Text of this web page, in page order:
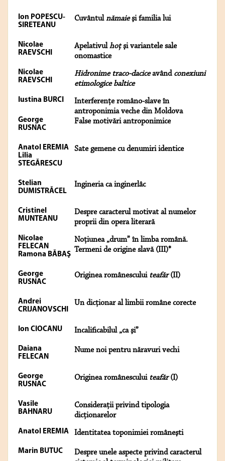
Ion POPESCU-
SIRETEANU
Cuvântulnămaieşi familia lui
Nicolae
RAEVSCHI
Apelativulhoţşi variantele sale
onomastice
Nicolae
RAEVSCHI
Hidronime traco-daciceavând conexiuni
etimologice baltice
Iustina BURCI
Interferenţe româno-slave în
antroponimia veche din Moldova
George
RUSNAC
False motivări antroponimice
Anatol EREMIA
Lilia
STEGĂRESCU
Sate gemene cu denumiri identice
Stelian
DUMISTRĂCEL
Ingineria ca inginerlâc
Cristinel
MUNTEANU
Despre caracterul motivat al numelor
proprii din opera literară
Nicolae
FELECAN
Ramona BĂBAŞ
Noţiunea „drum” în limba română.
Termeni de origine slavă (III)*
George
RUSNAC
Originea românescului teafăr(II)
Andrei
CRIJANOVSCHI
Un dicţionar al limbii române corecte
Ion CIOCANU Incalificabilul „ca şi”
Daiana
FELECAN
Nume noi pentru năravuri vechi
George
RUSNAC
Originea românescului teafăr(I)
Vasile
BAHNARU
Consideraţii privind tipologia
dicţionarelor
Anatol EREMIA Identitatea toponimiei româneşti
Marin BUTUC
Despre unele aspecte privind caracterul